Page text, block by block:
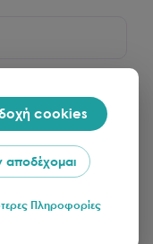
και
cookies
αποδέχομαι
Πληροφορίες